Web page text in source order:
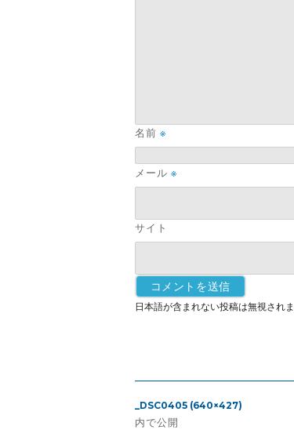
名前 ※
メール ※
サイト
日本語が含まれない投稿は無視され
稿
_DSC0405 (640×427)
内で公開